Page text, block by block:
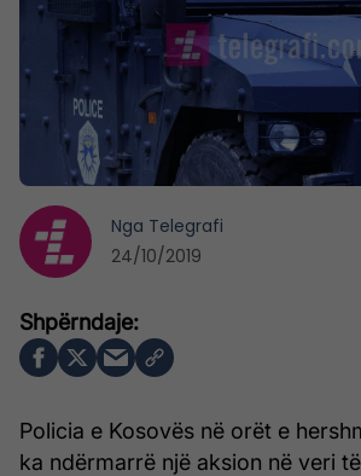
Policia e Kosovës në orët e
ka ndërmarrë një aksion në veri
Nga Telegrafi
24/10/2019